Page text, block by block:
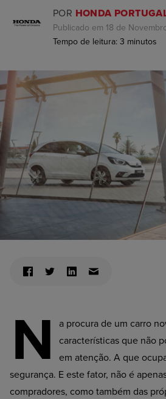
POR HONDA
Publicado em 18 de
Tempo de leitura: 3 minutos
N
a procura de um carro
características que não
em atenção. A que
segurança. E este fator, não é
compradores, como também das